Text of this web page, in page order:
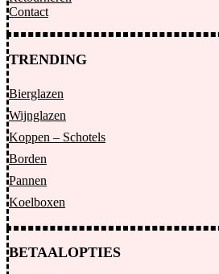
Contact
TRENDING
Bierglazen
Wijnglazen
Koppen – Schotels
Borden
Pannen
Koelboxen
BETAALOPTIES